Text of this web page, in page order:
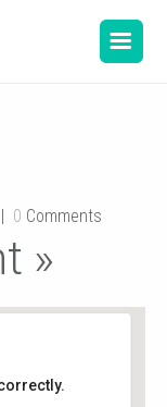
0 Comments
»